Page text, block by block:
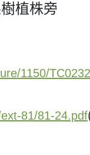
植株旁
1150/
81/81-24.pdf